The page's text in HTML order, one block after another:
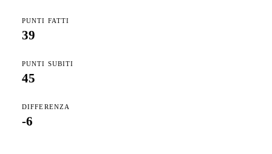
PUNTI FATTI
39
PUNTI SUBITI
45
DIFFERENZA
-6